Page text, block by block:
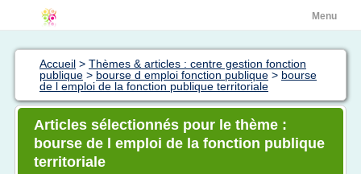
Menu
Accueil > Thèmes & articles : centre gestion fonction
publique > bourse d emploi fonction publique > bourse
de l emploi de la fonction publique territoriale
Articles sélectionnés pour le thème :
bourse de l emploi de la fonction publique
territoriale